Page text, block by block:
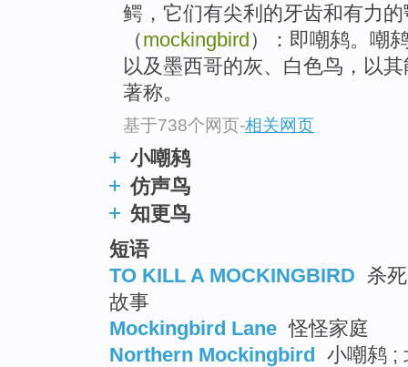
鳄，它们有尖利的牙齿和有力
（mockingbird ）：即嘲鸫。嘲
以及墨西哥的灰、白色鸟，以
著称。
基于738个网页-相关网页
小嘲鸫
仿声鸟
知更鸟
短语
TO KILL A MOCKINGBIRD 杀
故事
Mockingbird Lane 怪怪家庭
Northern Mockingbird 小嘲鸫 ;